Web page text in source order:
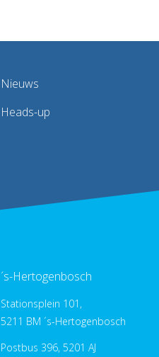
Nieuws
Heads-up
´s-Hertogenbosch
Stationsplein 101,
5211 BM ´s-Hertogenbosch
Postbus 396, 5201 AJ